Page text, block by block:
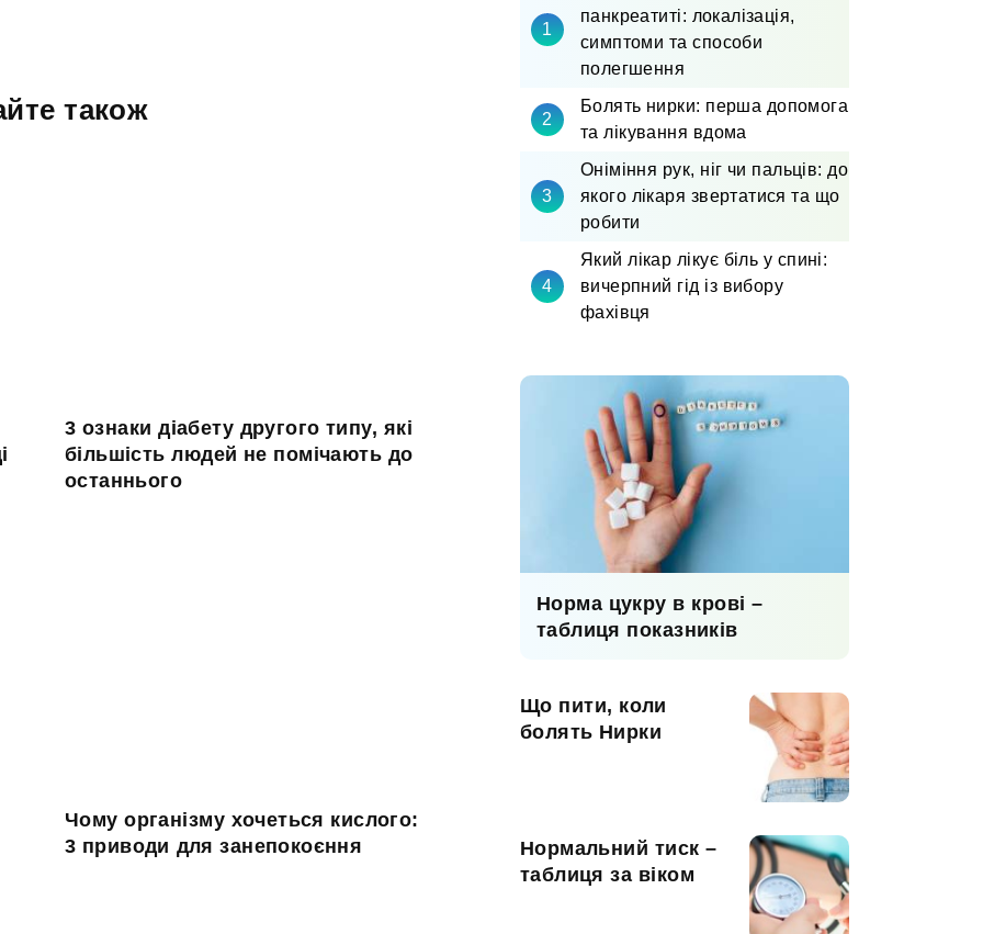
також
3 ознаки діабету другого типу, які
більшість людей не помічають до
останнього
Чому організму хочеться кислого:
3 приводи для занепокоєння
панкреатиті: локалізація,
симптоми та способи
полегшення
Болять нирки: перша допомога
та лікування вдома
Оніміння рук, ніг чи пальців: до
якого лікаря звертатися та що
робити
Який лікар лікує біль у спині:
вичерпний гід із вибору
фахівця
Норма цукру в крові –
таблиця показників
Що пити, коли
болять Нирки
Нормальний тиск –
таблиця за віком